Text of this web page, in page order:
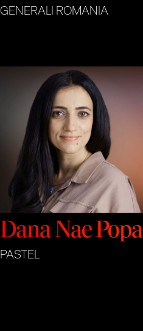
GENERALI ROMANIA
Dana Nae Popa
PASTEL